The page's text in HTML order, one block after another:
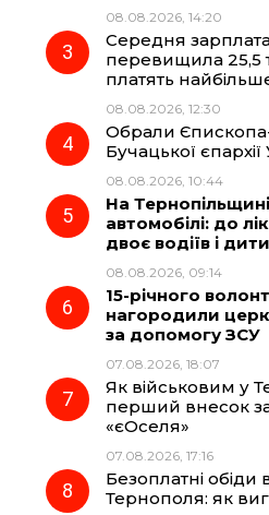
k
a
m
08.08.2026, 14:20
Середня
перевищила 25,5
платять
08.08.2026, 12:30
Обрали
Бучацької
08.08.2026, 10:44
На
автомобілі: до
двоє водіїв і
08.08.2026, 09:14
15-річного
нагородили
за допомогу ЗСУ
07.08.2026, 18:07
Як військовим у
перший внесок
«єОселя»
07.08.2026, 17:16
Безоплатні обіди
Тернополя: як